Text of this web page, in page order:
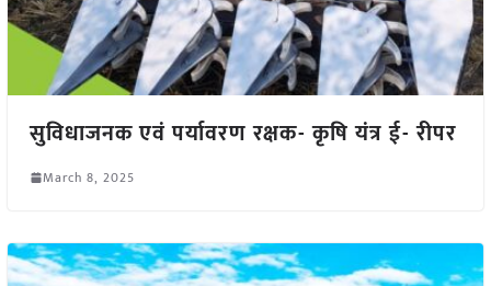
सुविधाजनक एवं पर्यावरण रक्षक- कृषि यंत्र ई- रीपर
March 8, 2025